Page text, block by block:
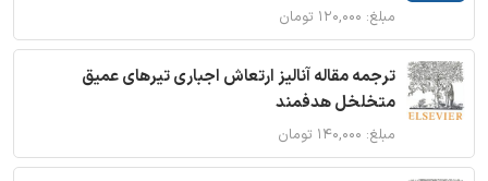
مبلغ: ۱۲۰,۰۰۰ تومان
ترجمه مقاله آنالیز ارتعاش اجباری تیرهای عمیق
متخلخل هدفمند
مبلغ: ۱۴۰,۰۰۰ تومان